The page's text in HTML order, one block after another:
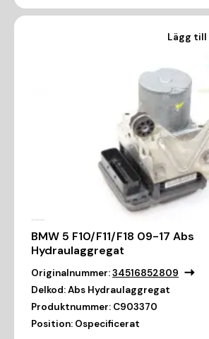
Lägg till
BMW 5 F10/F11/F18 09-17 Abs
Hydraulaggregat
Originalnummer:34516852809
Delkod:Abs Hydraulaggregat
Produktnummer: C903370
Position: Ospecificerat